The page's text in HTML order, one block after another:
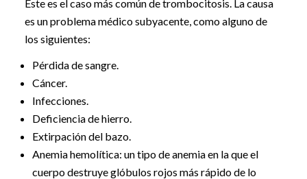
Este es el caso más común de trombocitosis. La causa
es un problema médico subyacente, como alguno de
los siguientes:
Pérdida de sangre.
Cáncer.
Infecciones.
Deficiencia de hierro.
Extirpación del bazo.
Anemia hemolítica: un tipo de anemia en la que el
cuerpo destruye glóbulos rojos más rápido de lo